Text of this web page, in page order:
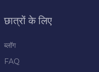
छात्रों के लिए
ब्लॉग
FAQ